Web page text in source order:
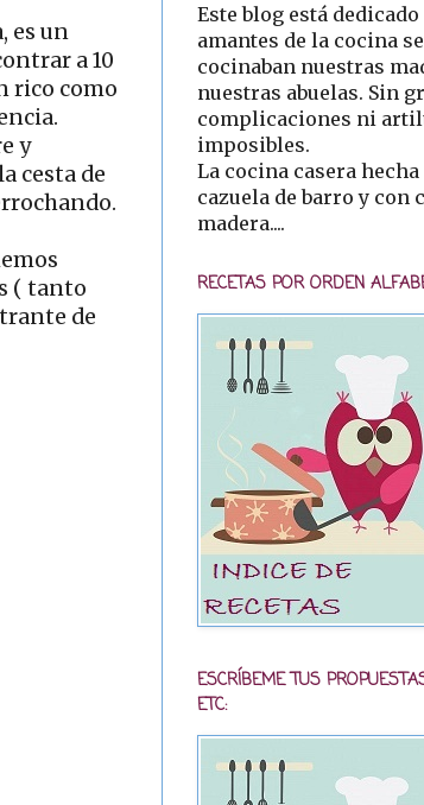
es un
a 10
rico como
y
cesta de
( tanto
de
Este blog está dedicado
amantes de la cocina
cocinaban nuestras
nuestras abuelas. Sin
complicaciones ni
imposibles.
La cocina casera
cazuela de barro y con
madera....
RECETAS POR ORDEN
ESCRÍBEME TUS
ETC: